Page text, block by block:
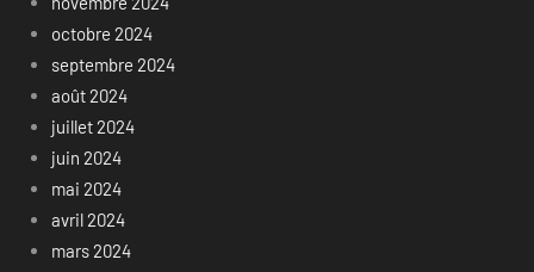
octobre 2024
septembre 2024
août 2024
juillet 2024
juin 2024
mai 2024
avril 2024
mars 2024